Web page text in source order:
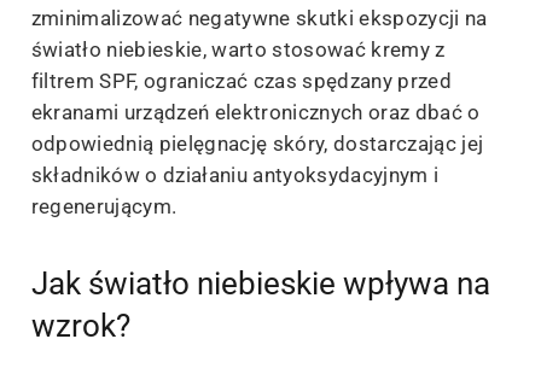
zminimalizować negatywne skutki ekspozycji na
światło niebieskie, warto stosować kremy z
filtrem SPF, ograniczać czas spędzany przed
ekranami urządzeń elektronicznych oraz dbać o
odpowiednią pielęgnację skóry, dostarczając jej
składników o działaniu antyoksydacyjnym i
regenerującym.
Jak światło niebieskie wpływa na
wzrok?